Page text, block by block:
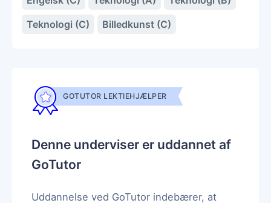
Teknologi (C)
Billedkunst (C)
GOTUTOR LEKTIEHJÆLPER
Denne underviser er uddannet af
GoTutor
Uddannelse ved GoTutor indebærer, at